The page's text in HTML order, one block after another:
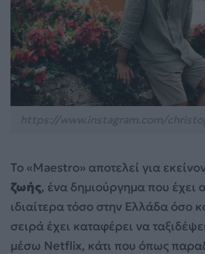
Το «Maestro» αποτελεί για
ζωής, ένα δημιούργημα που έχει
ιδιαίτερα τόσο στην Ελλάδα όσο
σειρά έχει καταφέρει να
μέσω Netflix, κάτι που όπως